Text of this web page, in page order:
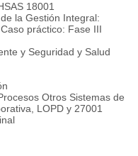
18001
la Gestión Integral:
práctico: Fase III
y Seguridad y Salud
Otros Sistemas de
LOPD y 27001